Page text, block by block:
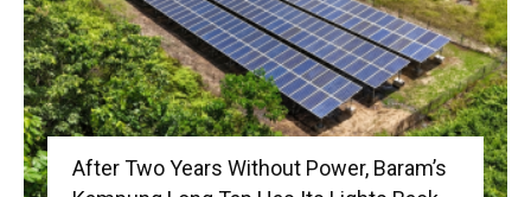
After Two Years Without Power, Baram’s